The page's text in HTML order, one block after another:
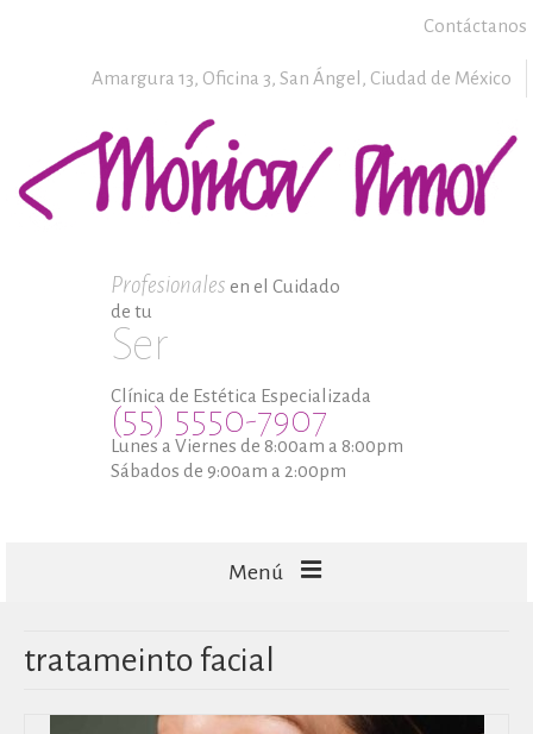
Contáctanos
Amargura 13, Oficina 3, San Ángel, Ciudad de México
Profesionales en el Cuidado
de tu
Ser
Clínica de Estética Especializada
(55) 5550-7907
Lunes a Viernes de 8:00am a 8:00pm
Sábados de 9:00am a 2:00pm
Menú
tratameinto facial